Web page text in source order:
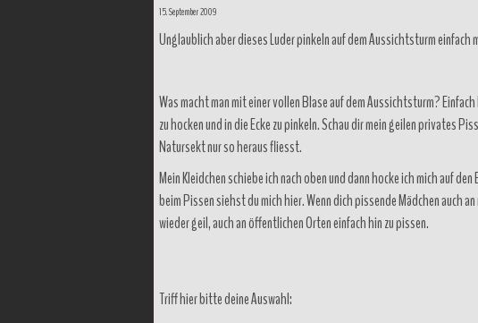
15. September 2009
Unglaublich aber dieses Luder pinkeln auf dem Aussichtsturm einfach
Was macht man mit einer vollen Blase auf dem Aussichtsturm?
zu hocken und in die Ecke zu pinkeln. Schau dir mein geilen privates
Natursekt nur so heraus fliesst.
Mein Kleidchen schiebe ich nach oben und dann hocke ich mich auf
beim Pissen siehst du mich hier. Wenn dich pissende Mädchen auch
wieder geil, auch an öffentlichen Orten einfach hin zu pissen.
Triff hier bitte deine Auswahl: